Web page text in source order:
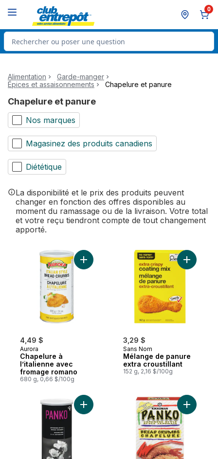
0
Rechercher des produits
Alimentation
Garde-manger
Épices et assaisonnements
Chapelure et panure
Chapelure et panure
Nos marques
Magasinez des produits canadiens
Diététique
La disponibilité et le prix des produits peuvent
changer en fonction des offres disponibles au
moment du ramassage ou de la livraison. Votre total
et votre reçu tiendront compte de tout changement
apporté.
4,49 $
Aurora
Chapelure à
l’italienne avec
fromage romano
680 g, 0,66 $/100g
Ajouter Chapelure à l’italienne avec
3,29 $
Sans Nom
Mélange de panure
extra croustillant
152 g, 2,16 $/100g
Ajouter
Ajouter Panko au panier Ajouter